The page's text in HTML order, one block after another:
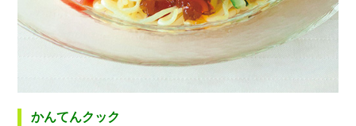
かんてんクック